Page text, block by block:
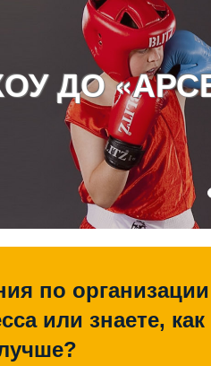
ДО
по организации
или знаете, как